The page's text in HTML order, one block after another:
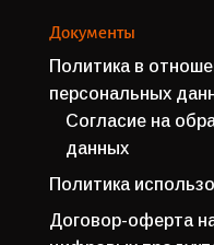
Документы
Политика в
персональных
Согласие на
данных
Политика
Договор-оферта